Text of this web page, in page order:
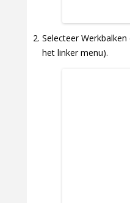
Selecteer
het linker menu).